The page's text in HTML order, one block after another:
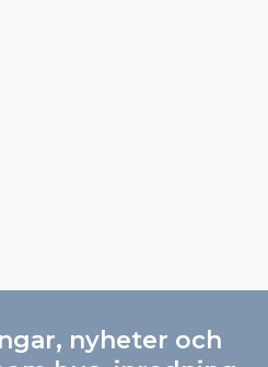
nyheter och